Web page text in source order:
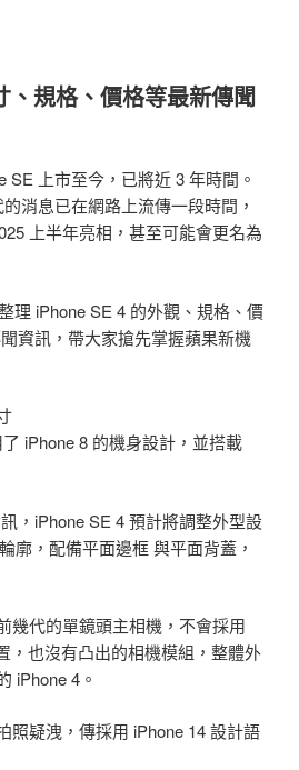
規格、價格等最新傳聞
SE 上市至今，已將近 3 年時間。
消息已在網路上流傳一段時間，
上半年亮相，甚至可能會更名為
理 iPhone SE 4 的外觀、規格、價
資訊，帶大家搶先掌握蘋果新機
iPhone 8 的機身設計，並搭載
，iPhone SE 4 預計將調整外型設
廓，配備平面邊框 與平面背蓋，
幾代的單鏡頭主相機，不會採用
，也沒有凸出的相機模組，整體外
iPhone 4。
照疑洩，傳採用 iPhone 14 設計語